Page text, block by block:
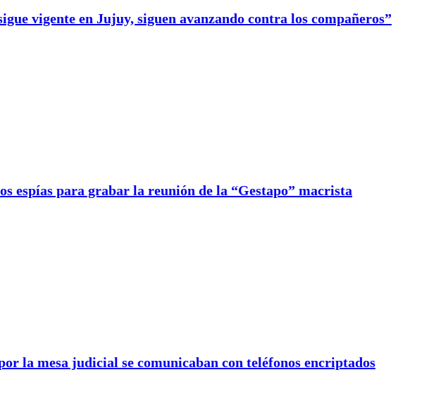
vigente en Jujuy, siguen avanzando contra los compañeros”
espías para grabar la reunión de la “Gestapo” macrista
la mesa judicial se comunicaban con teléfonos encriptados